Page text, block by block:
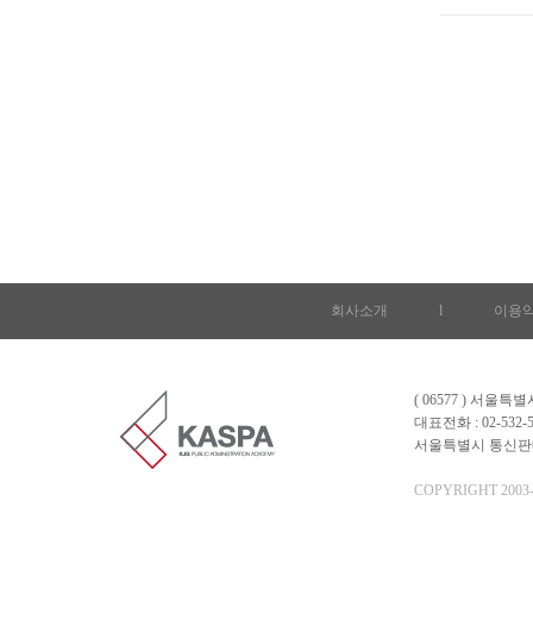
회사소개 l 이용
( 06577 ) 서울특
대표전화 : 02-532-
서울특별시 통신
COPYRIGHT